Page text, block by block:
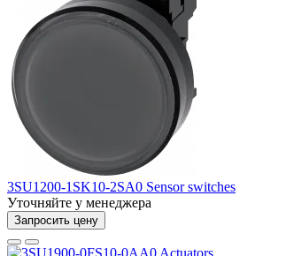
3SU1200-1SK10-2SA0 Sensor switches
Уточняйте у менеджера
Запросить цену